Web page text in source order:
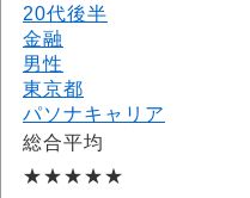
20代後半
金融
男性
東京都
パソナキャリア
総合平均
★★★★★